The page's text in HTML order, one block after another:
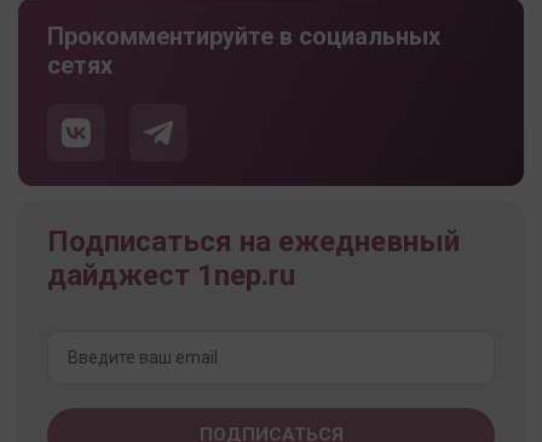
Прокомментируйте в социальных
сетях
Подписаться на ежедневный
дайджест 1nep.ru